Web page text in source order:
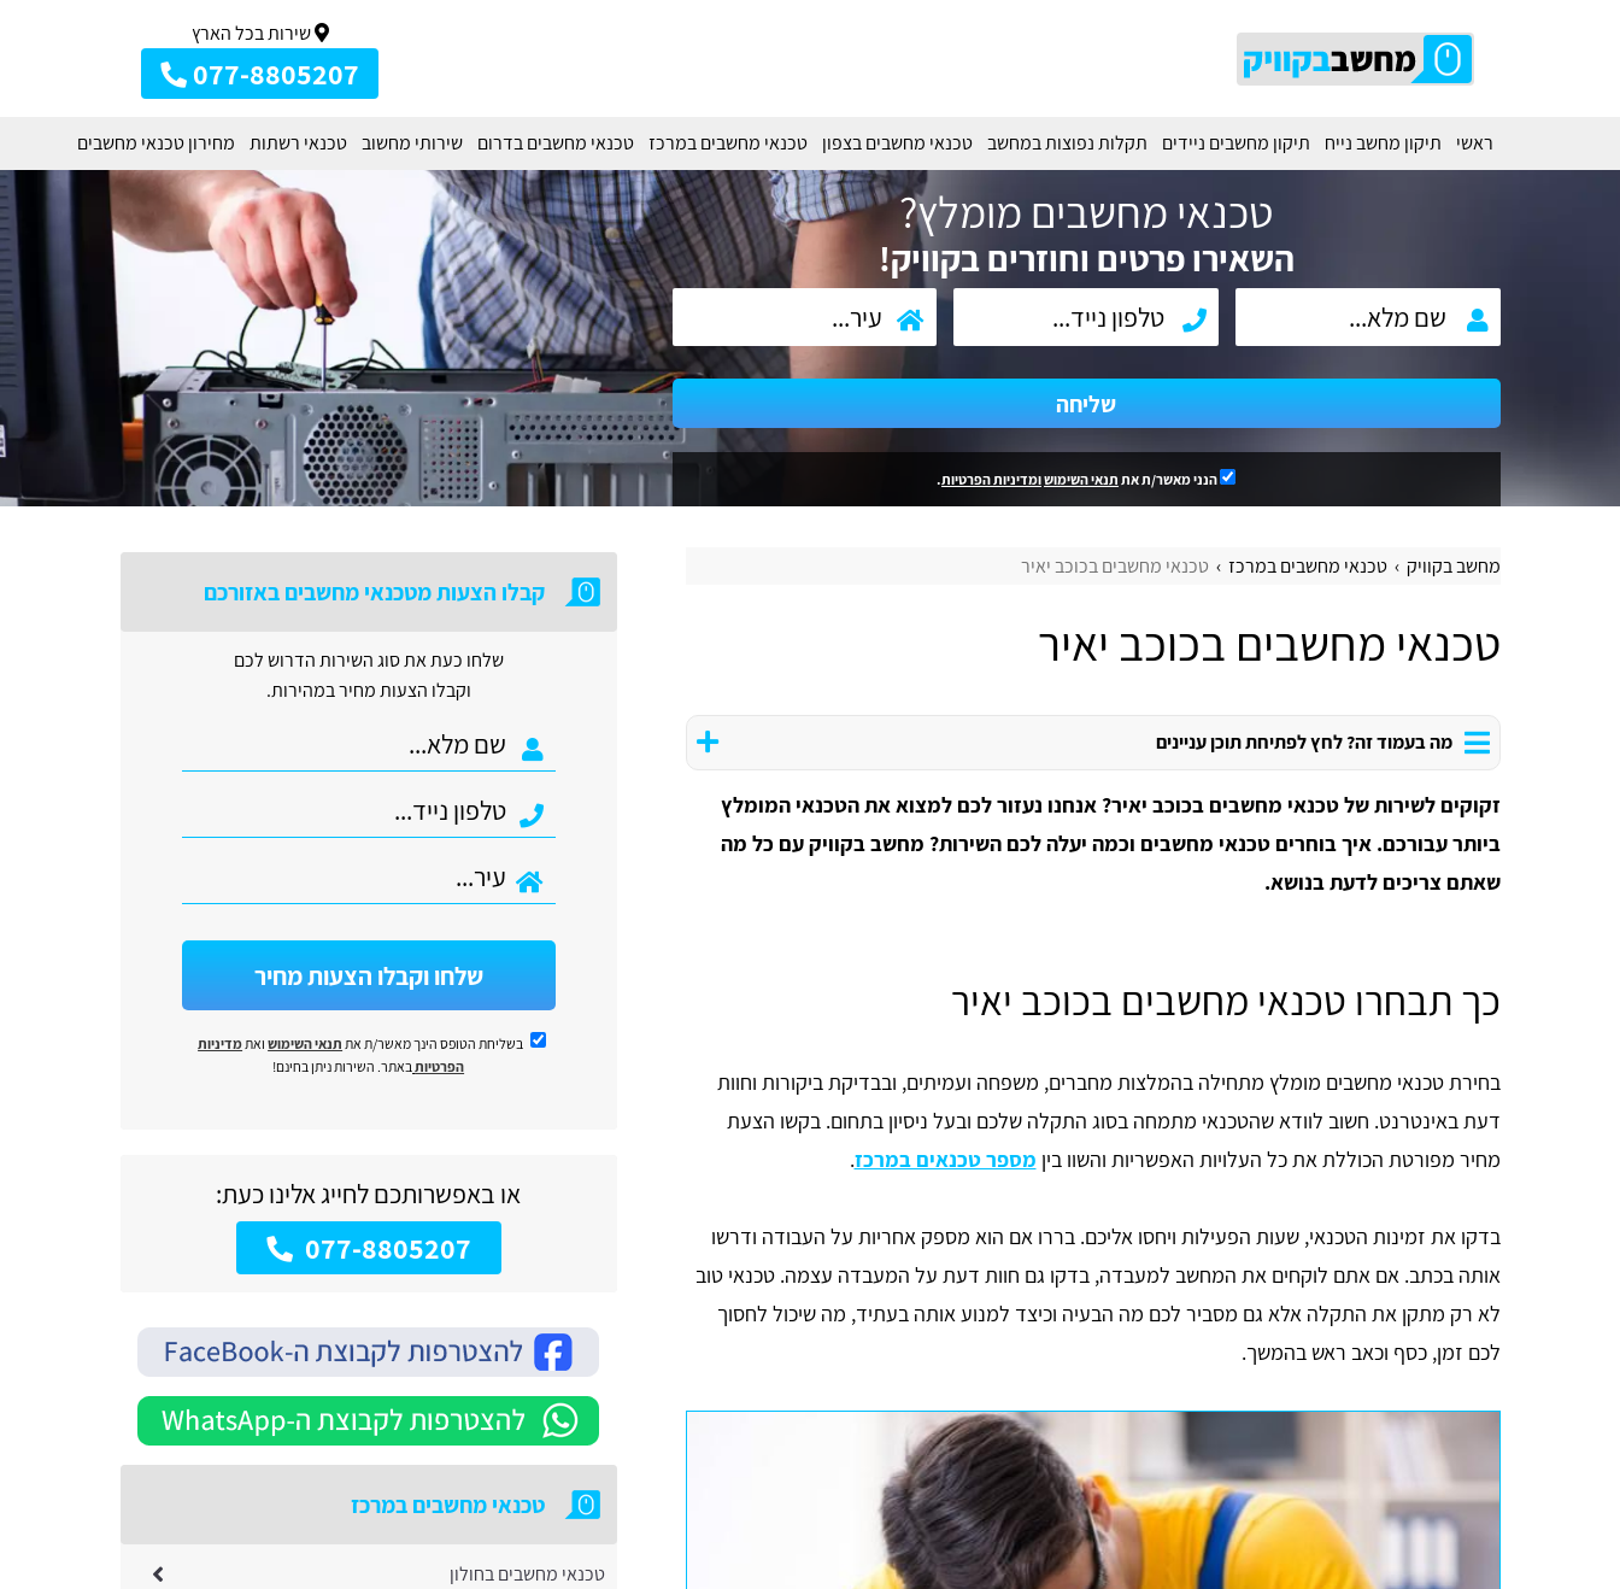
שירות בכל הארץ
077-8805207
ראשי תיקון מחשב נייח תיקון מחשבים ניידים תקלות נפוצות במחשב טכנאי מחשבים בצפון טכנאי מחשבים במרכז טכנאי מחשבים בדרום שירותי מחשוב טכנאי רשתות מחירון טכנאי מחשבים
טכנאי מחשבים מומלץ?
השאירו פרטים וחוזרים בקוויק!
שליחה
הנני מאשר/ת את תנאי השימושומדיניות הפרטיות.
מחשב בקוויק טכנאי מחשבים במרכז טכנאי מחשבים בכוכב יאיר
טכנאי מחשבים בכוכב יאיר
מה בעמוד זה? לחץ לפתיחת תוכן עניינים
זקוקים לשירות של טכנאי מחשבים בכוכב יאיר? אנחנו נעזור לכם למצוא את הטכנאי המומלץ
ביותר עבורכם. איך בוחרים טכנאי מחשבים וכמה יעלה לכם השירות? מחשב בקוויק עם כל מה
שאתם צריכים לדעת בנושא.
כך תבחרו טכנאי מחשבים בכוכב יאיר
בחירת טכנאי מחשבים מומלץ מתחילה בהמלצות מחברים, משפחה ועמיתים, ובבדיקת ביקורות וחוות
דעת באינטרנט. חשוב לוודא שהטכנאי מתמחה בסוג התקלה שלכם ובעל ניסיון בתחום. בקשו הצעת
מחיר מפורטת הכוללת את כל העלויות האפשריות והשוו בין מספר טכנאים במרכז.
בדקו את זמינות הטכנאי, שעות הפעילות ויחסו אליכם. בררו אם הוא מספק אחריות על העבודה ודרשו
אותה בכתב. אם אתם לוקחים את המחשב למעבדה, בדקו גם חוות דעת על המעבדה עצמה. טכנאי טוב
לא רק מתקן את התקלה אלא גם מסביר לכם מה הבעיה וכיצד למנוע אותה בעתיד, מה שיכול לחסוך
לכם זמן, כסף וכאב ראש בהמשך.
קבלו הצעות מטכנאי מחשבים באזורכם
שלחו כעת את סוג השירות הדרוש לכם
וקבלו הצעות מחיר במהירות.
שלחו וקבלו הצעות מחיר
בשליחת הטופס הינך מאשר/ת את תנאי השימושואתמדיניות
הפרטיותבאתר. השירות ניתן בחינם!
או באפשרותכם לחייג אלינו כעת:
077-8805207
טכנאי מחשבים במרכז
טכנאי מחשבים בחולון